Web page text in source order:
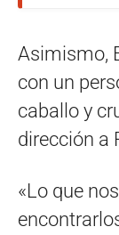
Asimismo,
con un
caballo y
dirección a
«Lo que